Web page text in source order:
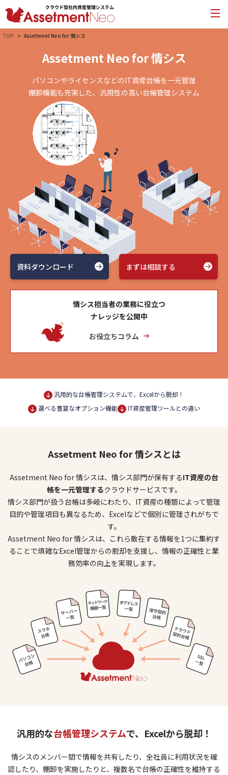
TOP Assetment Neo for 情シス
資料ダウンロード まずは相談する
情シス担当者の業務に役立つ
ナレッジを公開中
お役立ちコラム
Assetment Neo for 情シス
パソコンやライセンスなどのIT資産台帳を一元管理
棚卸機能も充実した、汎用性の高い台帳管理システム
汎用的な台帳管理システムで、Excelから脱却！
選べる豊富なオプション機能
IT資産管理ツールとの違い
Assetment Neo for 情シスとは
Assetment Neo for 情シスは、情シス部門が保有するIT資産の台
帳を一元管理するクラウドサービスです。
情シス部門が扱う台帳は多岐にわたり、IT資産の種類によって管理
目的や管理項目も異なるため、 Excelなどで個別に管理されがちで
す。
Assetment Neo for 情シスは、これら散在する情報を1つに集約す
ることで煩雑なExcel管理からの脱却を支援し、 情報の正確性と業
務効率の向上を実現します。
汎用的な台帳管理システムで、Excelから脱却！
情シスのメンバー間で情報を共有したり、全社員に利用状況を確
認したり、棚卸を実施したりと、 複数名で台帳の正確性を維持する